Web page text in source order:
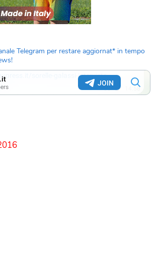
Telegram per restare aggiornat* in tempo